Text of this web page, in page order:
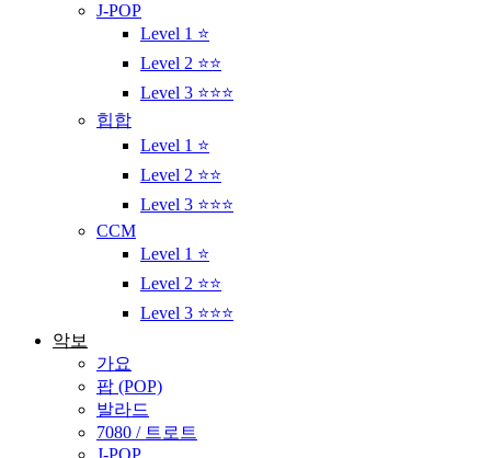
J-POP
Level 1 ⭐
Level 2 ⭐⭐
Level 3 ⭐⭐⭐
힙합
Level 1 ⭐
Level 2 ⭐⭐
Level 3 ⭐⭐⭐
CCM
Level 1 ⭐
Level 2 ⭐⭐
Level 3 ⭐⭐⭐
악보
가요
팝 (POP)
발라드
7080 / 트로트
J-POP